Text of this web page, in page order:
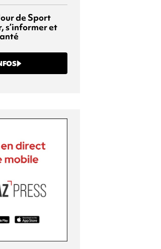
de Sport
s’informer et